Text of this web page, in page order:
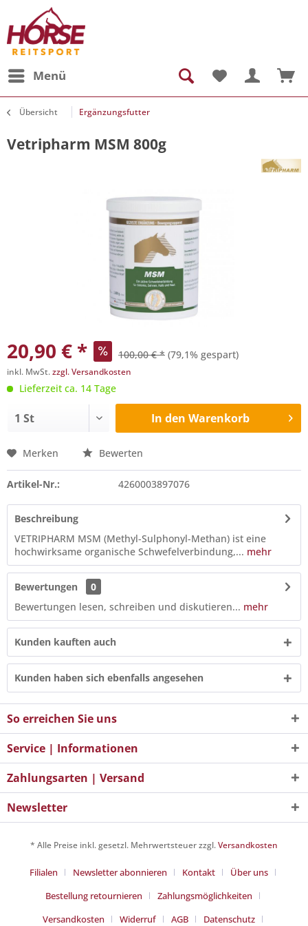
Menü
Übersicht Ergänzungsfutter
Vetripharm MSM 800g
20,90 € * 100,00 € * (79,1% gespart)
inkl. MwSt.zzgl. Versandkosten
Lieferzeit ca. 14 Tage
In den Warenkorb
Merken Bewerten
Artikel-Nr.: 4260003897076
Beschreibung
VETRIPHARM MSM (Methyl-Sulphonyl-Methan) ist eine
hochwirksame organische Schwefelverbindung,... mehr
Bewertungen
0
Bewertungen lesen, schreiben und diskutieren... mehr
Kunden kauften auch
Kunden haben sich ebenfalls angesehen
So erreichen Sie uns
Service | Informationen
Zahlungsarten | Versand
Newsletter
* Alle Preise inkl. gesetzl. Mehrwertsteuer zzgl.Versandkosten
Filialen Newsletter abonnieren Kontakt
Über uns
Bestellung retournieren
Zahlungsmöglichkeiten
Versandkosten
Widerruf AGB Datenschutz